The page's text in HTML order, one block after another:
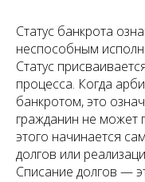
Статус банкрота
неспособным
Статус
процесса. Когда
банкротом, это
гражданин не может
этого начинается
долгов или
Списание долгов —